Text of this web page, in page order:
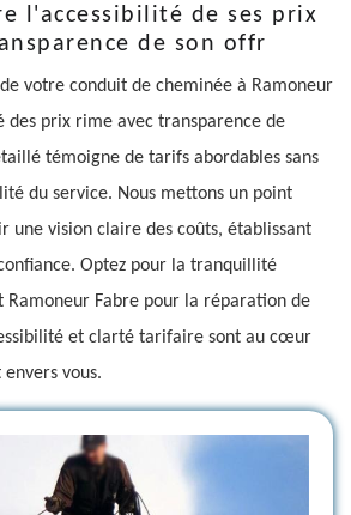
l'accessibilité de ses prix
de son offr
votre conduit de cheminée à Ramoneur
des prix rime avec transparence de
témoigne de tarifs abordables sans
du service. Nous mettons un point
une vision claire des coûts, établissant
Optez pour la tranquillité
Ramoneur Fabre pour la réparation de
et clarté tarifaire sont au cœur
vous.